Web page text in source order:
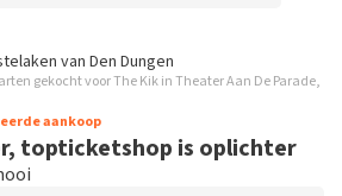
over TopTicketShop
en levering van de
van Den Dungen
gekocht voor The Kik in Theater Aan De Parade,
aankoop
topticketshop is oplichter